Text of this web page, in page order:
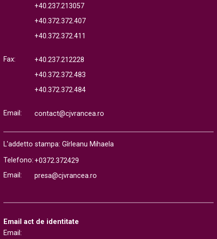
+40.237.213057
+40.372.372.407
+40.372.372.411
Fax:
+40.237.212228
+40.372.372.483
+40.372.372.484
Email: contact@cjvrancea.ro
L'addetto stampa: Gîrleanu Mihaela
Telefono: +0372.372429
Email:
presa@cjvrancea.ro
Email act de identitate
Email: